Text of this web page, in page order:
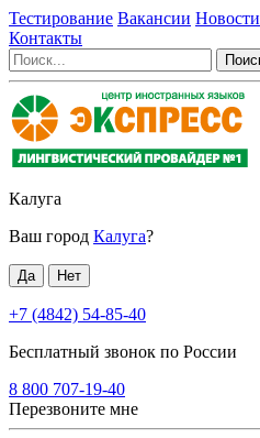
Тестирование Вакансии Новости
Контакты
Калуга
Ваш город Калуга?
+7 (4842) 54-85-40
Бесплатный звонок по России
8 800 707-19-40
Перезвоните мне